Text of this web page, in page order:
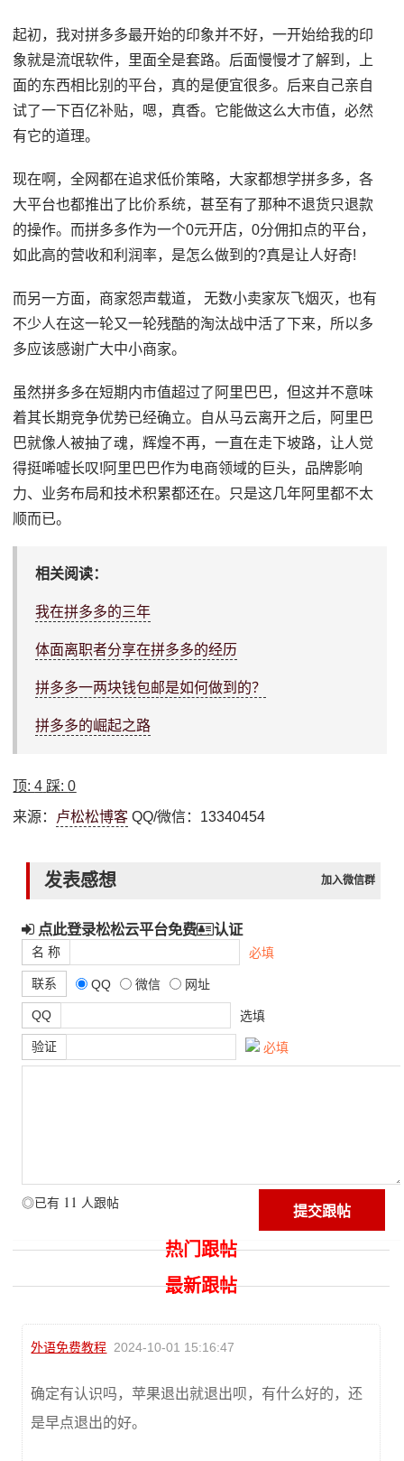
起初，我对拼多多最开始的印象并不好，一开始给我的印
象就是流氓软件，里面全是套路。后面慢慢才了解到，上
面的东西相比别的平台，真的是便宜很多。后来自己亲自
试了一下百亿补贴，嗯，真香。它能做这么大市值，必然
有它的道理。
现在啊，全网都在追求低价策略，大家都想学拼多多，各
大平台也都推出了比价系统，甚至有了那种不退货只退款
的操作。而拼多多作为一个0元开店，0分佣扣点的平台，
如此高的营收和利润率，是怎么做到的?真是让人好奇!
而另一方面，商家怨声载道， 无数小卖家灰飞烟灭，也有
不少人在这一轮又一轮残酷的淘汰战中活了下来，所以多
多应该感谢广大中小商家。
虽然拼多多在短期内市值超过了阿里巴巴，但这并不意味
着其长期竞争优势已经确立。自从马云离开之后，阿里巴
巴就像人被抽了魂，辉煌不再，一直在走下坡路，让人觉
得挺唏嘘长叹!阿里巴巴作为电商领域的巨头，品牌影响
力、业务布局和技术积累都还在。只是这几年阿里都不太
顺而已。
相关阅读：
我在拼多多的三年
体面离职者分享在拼多多的经历
拼多多一两块钱包邮是如何做到的？
拼多多的崛起之路
顶:4 踩:0
来源： 卢松松博客 QQ/微信：13340454
发表感想 加入微信群
点此登录松松云平台免费 认证
名 称 必填
联系 QQ 微信 网址
QQ 选填
验证 必填
◎已有 11 人跟帖
热门跟帖
最新跟帖
外语免费教程 2024-10-01 15:16:47
确定有认识吗，苹果退出就退出呗，有什么好的，还
是早点退出的好。